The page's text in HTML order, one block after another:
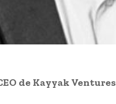
de Kayyak Ventures